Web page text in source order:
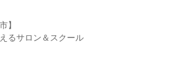
】
るサロン＆スクール